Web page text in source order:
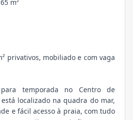
m²
privativos, mobiliado e com vaga
temporada no Centro de
localizado na quadra do mar,
e fácil acesso à praia, com tudo